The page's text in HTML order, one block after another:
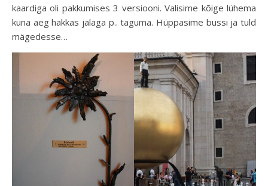
kaardiga oli pakkumises 3 versiooni. Valisime kõige lühema
kuna aeg hakkas jalaga p.. taguma. Hüppasime bussi ja tuld
mägedesse…